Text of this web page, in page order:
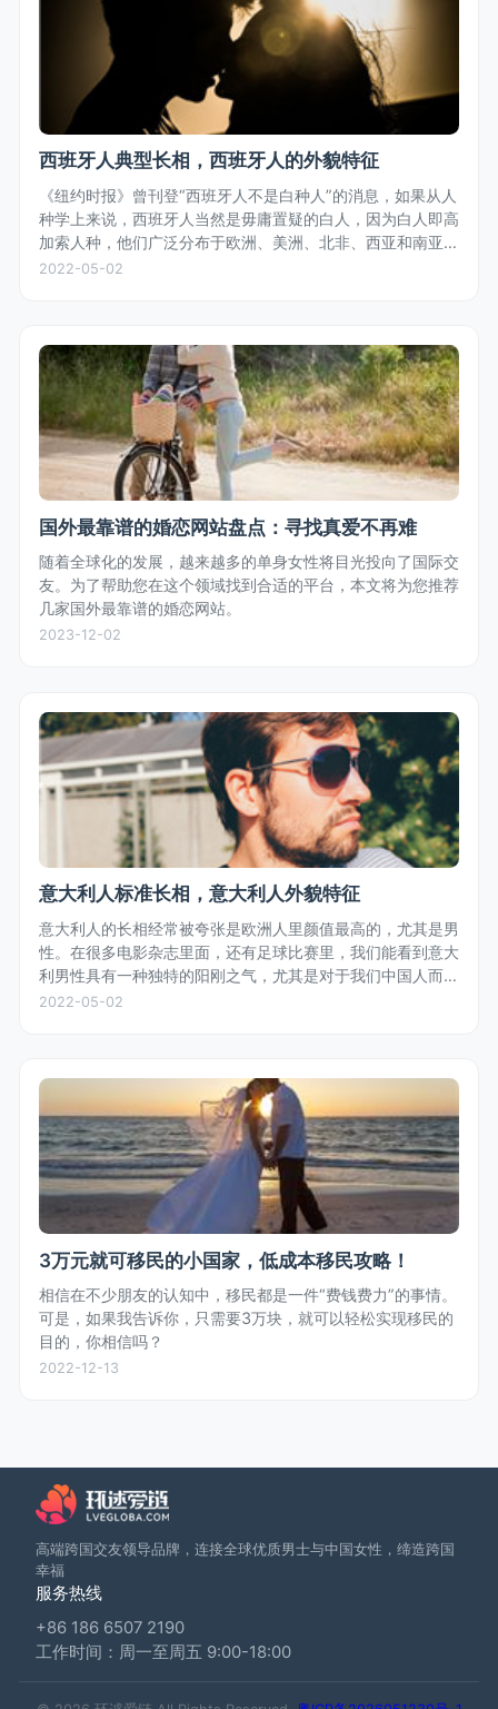
西班牙人典型长相，西班牙人的外貌特征
《纽约时报》曾刊登“西班牙人不是白种人”的消息，如果从人
种学上来说，西班牙人当然是毋庸置疑的白人，因为白人即高
加索人种，他们广泛分布于欧洲、美洲、北非、西亚和南亚，
符合高加索人种特征的都是白人，不是只有金发碧眼的才叫白
2022-05-02
国外最靠谱的婚恋网站盘点：寻找真爱不再难
随着全球化的发展，越来越多的单身女性将目光投向了国际交
友。为了帮助您在这个领域找到合适的平台，本文将为您推荐
几家国外最靠谱的婚恋网站。
2023-12-02
意大利人标准长相，意大利人外貌特征
意大利人的长相经常被夸张是欧洲人里颜值最高的，尤其是男
性。在很多电影杂志里面，还有足球比赛里，我们能看到意大
利男性具有一种独特的阳刚之气，尤其是对于我们中国人而
言，五官轮廓鲜明，体型匀称，白种人的白皙皮肤，偏深色的
2022-05-02
3万元就可移民的小国家，低成本移民攻略！
相信在不少朋友的认知中，移民都是一件“费钱费力”的事情。
可是，如果我告诉你，只需要3万块，就可以轻松实现移民的
目的，你相信吗？
2022-12-13
高端跨国交友领导品牌，连接全球优质男士与中国女性，缔造跨国
幸福
服务热线
+86 186 6507 2190
工作时间：周一至周五 9:00-18:00